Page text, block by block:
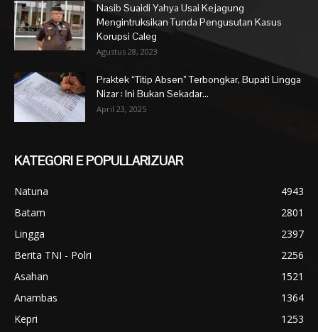
Nasib Suaidi Yahya Usai Kejagung
Mengintruksikan Tunda Pengusutan Kasus
Korupsi Caleg
Agustus 28, 2023
Praktek “Titip Absen” Terbongkar, Bupati Lingga
Nizar : Ini Bukan Sekadar...
April 23, 2025
KATEGORI E POPULLARIZUAR
Natuna
4943
Batam
2801
Lingga
2397
Berita TNI - Polri
2256
Asahan
1521
Anambas
1364
Kepri
1253